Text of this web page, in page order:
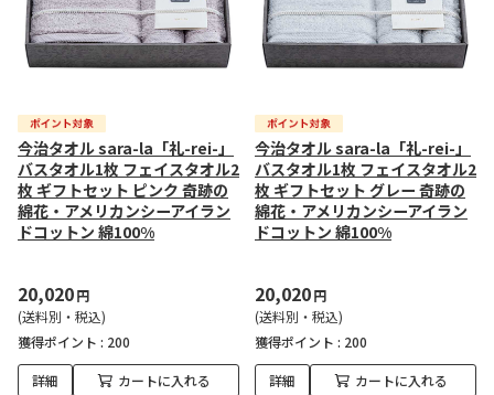
今治タオル sara-la「礼-rei-」
バスタオル1枚 フェイスタオル2
枚 ギフトセット ピンク 奇跡の
綿花・アメリカンシーアイラン
ドコットン 綿100%
20,020円
(送料別・税込)
獲得ポイント : 200
詳細 カートに入れる
今治タオル sara-la「礼-rei-」
バスタオル1枚 フェイスタオル2
枚 ギフトセット グレー 奇跡の
綿花・アメリカンシーアイラン
ドコットン 綿100%
20,020円
(送料別・税込)
獲得ポイント : 200
詳細 カートに入れる